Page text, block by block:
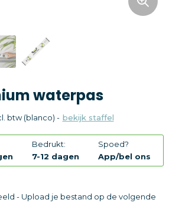
waterpas
btw (blanco) - bekijk staffel
Bedrukt:
7-12 dagen
Spoed?
App/bel ons
- Upload je bestand op de volgende